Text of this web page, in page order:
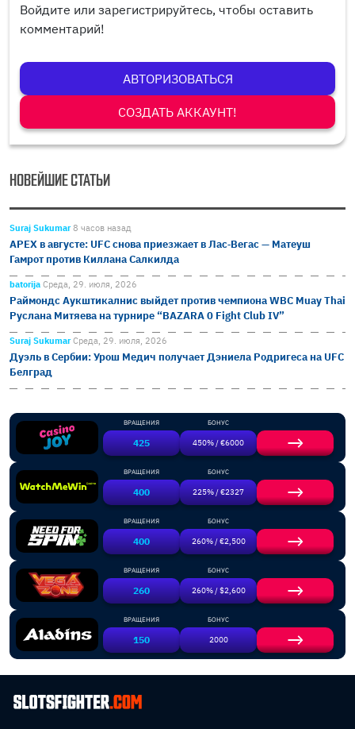
Войдите или зарегистрируйтесь, чтобы оставить
комментарий!
АВТОРИЗОВАТЬСЯ
СОЗДАТЬ АККАУНТ!
НОВЕЙШИЕ СТАТЬИ
Suraj Sukumar8 часов назад
APEX в августе: UFC снова приезжает в Лас‑Вегас — Матеуш
Гамрот против Киллана Салкилда
batorija Среда, 29. июля, 2026
Раймондс Аукштикалнис выйдет против чемпиона WBC Muay Thai
Руслана Митяева на турнире “BAZARA 0 Fight Club IV”
Suraj SukumarСреда, 29. июля, 2026
Дуэль в Сербии: Урош Медич получает Дэниела Родригеса на UFC
Белград
ВРАЩЕНИЯ
425
БОНУС
450% / €6000
ВРАЩЕНИЯ
400
БОНУС
225% / €2327
ВРАЩЕНИЯ
400
БОНУС
260% / €2,500
ВРАЩЕНИЯ
260
БОНУС
260% / $2,600
ВРАЩЕНИЯ
150
БОНУС
2000